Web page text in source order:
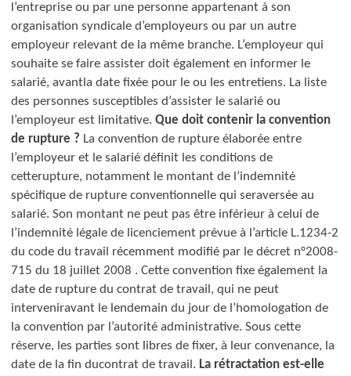
l’entreprise ou par une personne appartenant à son
organisation syndicale d’employeurs ou par un autre
employeur relevant de la même branche. L’employeur qui
souhaite se faire assister doit également en informer le
salarié, avant la date fixée pour le ou les entretiens. La liste
des personnes susceptibles d’assister le salarié ou
l’employeur est limitative. Que doit contenir la convention
de rupture ? La convention de rupture élaborée entre
l’employeur et le salarié définit les conditions de
cetterupture, notamment le montant de l’indemnité
spécifique de rupture conventionnelle qui seraversée au
salarié. Son montant ne peut pas être inférieur à celui de
l’indemnité légale de licenciement prévue à l’article L.1234-2
du code du travail récemment modifié par le décret n°2008-
715 du 18 juillet 2008 . Cette convention fixe également la
date de rupture du contrat de travail, qui ne peut
interveniravant le lendemain du jour de l’homologation de
la convention par l’autorité administrative. Sous cette
réserve, les parties sont libres de fixer, à leur convenance, la
date de la fin ducontrat de travail. La rétractation est-elle